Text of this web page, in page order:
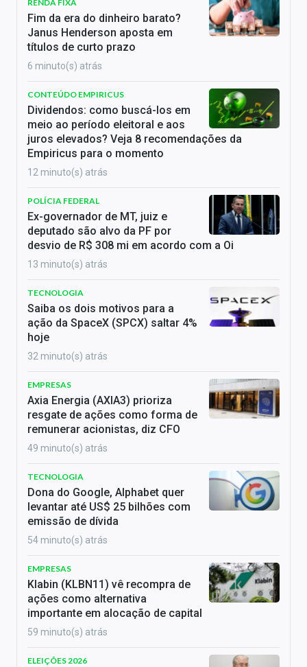
RENDA FIXA
Fim da era do dinheiro barato?
Janus Henderson aposta em
títulos de curto prazo
6 minuto(s) atrás
CONTEÚDO EMPIRICUS
Dividendos: como buscá-los em
meio ao período eleitoral e aos
juros elevados? Veja 8 recomendações da
Empiricus para o momento
12 minuto(s) atrás
POLÍCIA FEDERAL
Ex-governador de MT, juiz e
deputado são alvo da PF por
desvio de R$ 308 mi em acordo com a Oi
13 minuto(s) atrás
TECNOLOGIA
Saiba os dois motivos para a
ação da SpaceX (SPCX) saltar 4%
hoje
32 minuto(s) atrás
EMPRESAS
Axia Energia (AXIA3) prioriza
resgate de ações como forma de
remunerar acionistas, diz CFO
49 minuto(s) atrás
TECNOLOGIA
Dona do Google, Alphabet quer
levantar até US$ 25 bilhões com
emissão de dívida
54 minuto(s) atrás
EMPRESAS
Klabin (KLBN11) vê recompra de
ações como alternativa
importante em alocação de capital
59 minuto(s) atrás
ELEIÇÕES 2026